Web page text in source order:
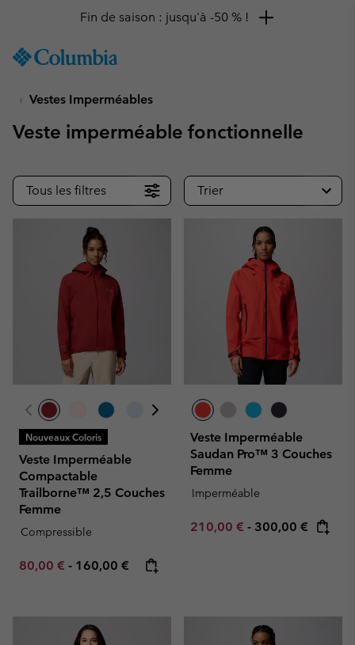
TO
SKIP
MAIN
SKIP
TO
SEARCH
Fin de saison : jusqu'à -50 % !
Vestes Imperméables
Veste imperméable fonctionnelle
Tous les filtres Trier
Nouveaux Coloris
Veste Imperméable
Compactable
Trailborne™ 2,5 Couches
Femme
Compressible
Minimum sale price:
80,00 € - Maximum price:
160,00 €
Veste Imperméable
Saudan Pro™ 3 Couches
Femme
Imperméable
Minimum sale price:
210,00 € - Maximum price:
300,00 €